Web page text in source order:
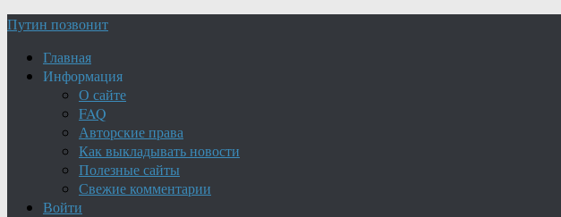
Путин позвонит
Главная
Информация
О сайте
FAQ
Авторские права
Как выкладывать новости
Полезные сайты
Свежие комментарии
Войти